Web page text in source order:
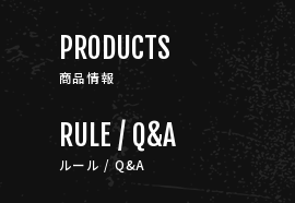
PRODUCTS
商品情報
RULE / Q&A
ルール / Q&A